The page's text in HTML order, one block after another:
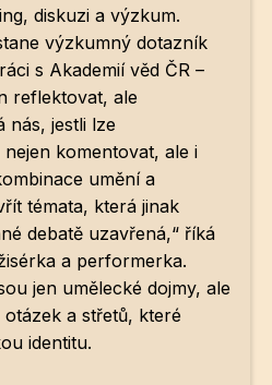
diskuzi a výzkum.
výzkumný dotazník
s Akademií věd ČR –
reflektovat, ale
nás, jestli lze
komentovat, ale i
umění a
témata, která jinak
debatě uzavřená,“ říká
a performerka.
jen umělecké dojmy, ale
a střetů, které
identitu.